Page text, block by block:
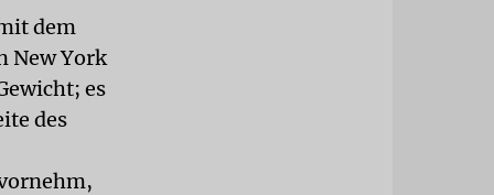
dem
New York
es
des